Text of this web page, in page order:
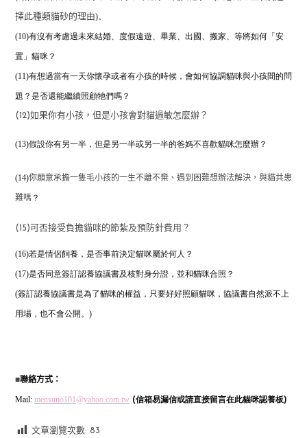
擇此種類貓砂的理由)。
(10)有沒有考慮過未來結婚、度假遠遊、畢業、出國、搬家、等將如何「安
置」貓咪？
(11)有想過當有一天你懷孕或者有小孩的時候， 會如何協調貓咪與小孩間的問
題？是否還能繼續照顧牠們嗎？
(12)如果你有小孩，但是小孩會對貓過敏怎麼辦？
(13)假設你有另一半，但是另一半或另一半的爸媽不喜歡貓咪怎麼辦？
(14)你願意承擔一隻毛小孩的一生不離不棄、遇到困難想辦法解決，與貓共患
難嗎？
(15)可否接受負擔貓咪的節紮及預防針費用？
(16)若是情侶飼養，是否事前決定貓咪屬於何人？
(17)是否同意簽訂認養協議書及核對身分證，並和貓咪合照？
(簽訂認養協議書是為了貓咪的權益，只要好好照顧貓咪，協議書自然派不上
用場，也不會公開。)
■聯絡方式：
Mail: mensuno101@yahoo.com.tw (信箱易漏信或請直接留言在此貓咪認養板)
文章瀏覽次數: 83